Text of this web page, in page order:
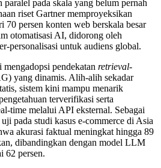
paralel pada skala yang belum pernah
riset Gartner memproyeksikan
70 persen konten web berskala besar
otomatisasi AI, didorong oleh
personalisasi untuk audiens global.
pendekatan retrieval-
yang dinamis. Alih-alih sekadar
sistem kini mampu menarik
terverifikasi serta
time melalui API eksternal. Sebagai
pada studi kasus e-commerce di Asia
akurasi faktual meningkat hingga 89
dibandingkan dengan model LLM
62 persen.